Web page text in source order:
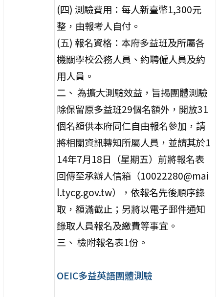
(四) 測驗費用：每人新臺幣1,300元
整，由報考人自付。
(五) 報名資格：本府多益班及所屬各
機關學校公務人員、約聘僱人員及約
用人員。
二、 為擴大測驗效益，旨揭團體測驗
除保留原多益班29個名額外，開放31
個名額供本府同仁自由報名參加，請
將相關資訊轉知所屬人員，並請其於1
14年7月18日（星期五）前將報名表
回傳至承辦人信箱（10022280@mai
l.tycg.gov.tw），依報名先後順序錄
取，額滿截止；另將以電子郵件通知
錄取人員報名及繳費等事宜。
三、 檢附報名表1份。
OEIC多益英語團體測驗